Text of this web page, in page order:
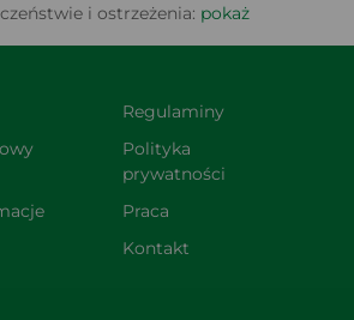
i ostrzeżenia: pokaż
Regulaminy
Polityka
prywatności
Praca
Kontakt